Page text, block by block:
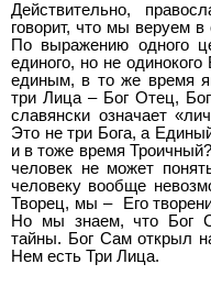
Действительно,
говорит, что мы веруем
По выражению одного
единого, но не
единым, в то же время
три Лица – Бог Отец,
славянски означает
Это не три Бога, а
и в тоже время
человек не может
человеку вообще
Творец, мы – Его
Но мы знаем, что Бог
тайны. Бог Сам открыл
Нем есть Три Лица.